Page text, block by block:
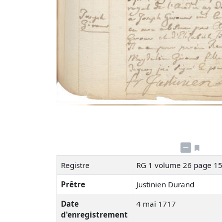
Registre
RG 1 volume 26 page
Prêtre
Justinien Durand
Date
d'enregistrement
4 mai 1717